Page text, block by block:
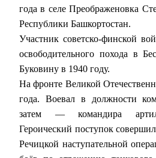
года в селе Преображеновка
Республики Башкортостан.
Участник советско-финской
освободительного похода в
Буковину в 1940 году.
На фронте Великой
года. Воевал в должности
затем — командира
Героический поступок
Речицкой наступательной